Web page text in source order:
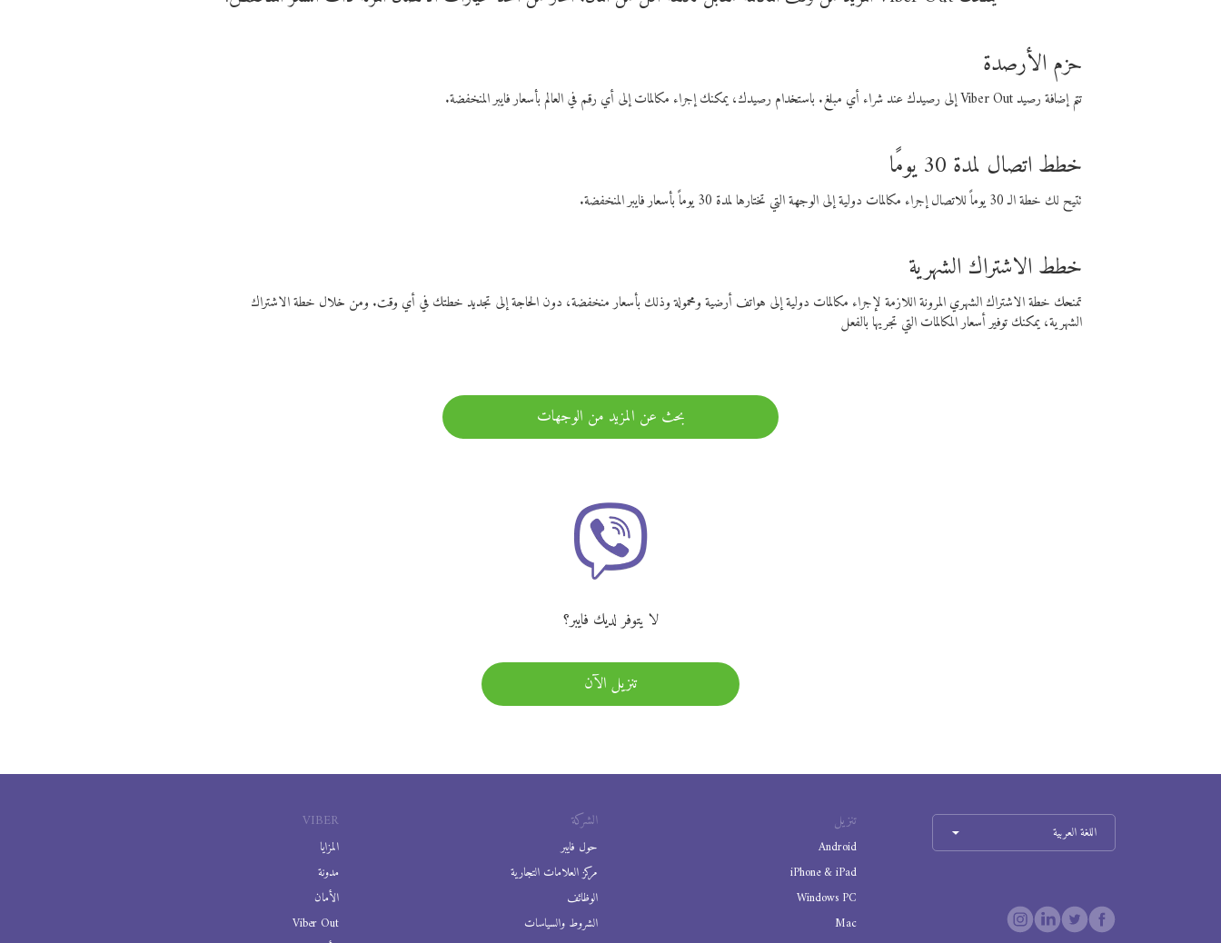
حزم الأرصدة
تتم إضافة رصيد Viber Out إلى رصيدك عند شراء أي مبلغ. باستخدام رصيدك، يمكنك إجراء مكالمات إلى أي رقم في العالم بأسعار فايبر المنخفضة.
خطط اتصال لمدة 30 يومًا
تتيح لك خطة الـ 30 يوماً للاتصال إجراء مكالمات دولية إلى الوجهة التي تختارها لمدة 30 يوماً بأسعار فايبر المنخفضة.
خطط الاشتراك الشهرية
تمنحك خطة الاشتراك الشهري المرونة اللازمة لإجراء مكالمات دولية إلى هواتف أرضية ومحمولة وذلك بأسعار منخفضة، دون الحاجة إلى تجديد خطتك في أي وقت. ومن خلال خطة الاشتراك
الشهرية، يمكنك توفير أسعار المكالمات التي تجريها بالفعل
بحث عن المزيد من الوجهات
لا يتوفر لديك فايبر؟
تنزيل الآن
VIBER
المزايا
مدونة
الأمان
Viber Out
الشركة
حول فايبر
مركز العلامات التجارية
الوظائف
الشروط والسياسات
تنزيل
Android
iPhone & iPad
Windows PC
Mac
اللغة العربية